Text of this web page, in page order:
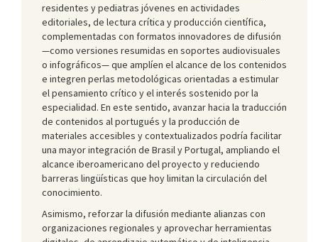
residentes y pediatras jóvenes en actividades
editoriales, de lectura crítica y producción científica,
complementadas con formatos innovadores de difusión
—como versiones resumidas en soportes audiovisuales
o infográficos— que amplíen el alcance de los contenidos
e integren perlas metodológicas orientadas a estimular
el pensamiento crítico y el interés sostenido por la
especialidad. En este sentido, avanzar hacia la traducción
de contenidos al portugués y la producción de
materiales accesibles y contextualizados podría facilitar
una mayor integración de Brasil y Portugal, ampliando el
alcance iberoamericano del proyecto y reduciendo
barreras lingüísticas que hoy limitan la circulación del
conocimiento.
Asimismo, reforzar la difusión mediante alianzas con
organizaciones regionales y aprovechar herramientas